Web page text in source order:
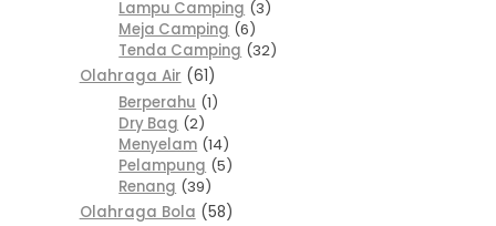
Lampu Camping 3
Meja Camping 6
Tenda Camping 32
Olahraga Air
61
Berperahu 1
Dry Bag 2
Menyelam 14
Pelampung 5
Renang 39
Olahraga Bola
58